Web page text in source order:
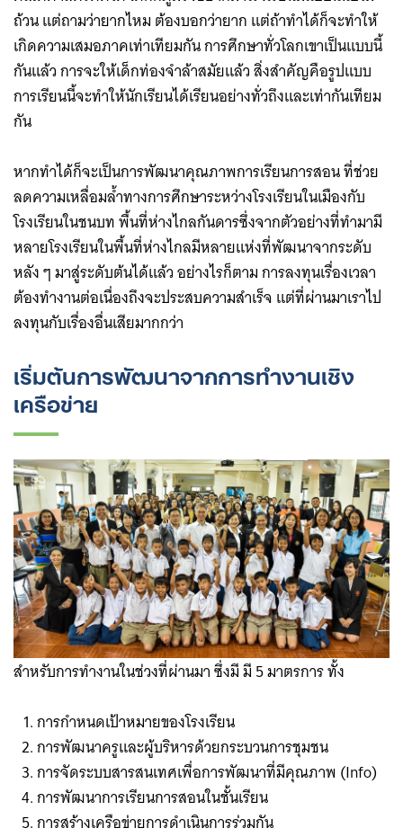
ถ้วน แต่ถามว่ายากไหม ต้องบอกว่ายาก แต่ถ้าทำได้ก็จะทำให้
เกิดความเสมอภาคเท่าเทียมกัน การศึกษาทั่วโลกเขาเป็นแบบนี้
กันแล้ว การจะให้เด็กท่องจำล้าสมัยแล้ว​ สิ่งสำคัญคือรูปแบบ
การเรียนนี้จะทำให้นักเรียนได้เรียนอย่างทั่วถึงและเท่ากันเทียม
กัน
หากทำได้ก็จะเป็นการพัฒนาคุณภาพการเรียนการสอน ที่ช่วย
ลดความเหลื่อมล้ำทางการศึกษาระหว่างโรงเรียนในเมืองกับ
โรงเรียนในชนบท พื้นที่ห่างไกลกันดารซึ่งจากตัวอย่างที่ทำมามี
หลายโรงเรียนในพื้นที่ห่างไกลมีหลายแห่งที่พัฒนาจากระดับ
หลัง ๆ มาสู่ระดับต้นได้แล้ว ​อย่างไรก็ตาม การลงทุนเรื่องเวลา
ต้องทำงานต่อเนื่องถึงจะประสบความสำเร็จ แต่ที่ผ่านมาเราไป
ลงทุนกับเรื่องอื่นเสียมากกว่า
เริ่มต้นการพัฒนาจากการทำงานเชิง
เครือข่าย
สำหรับการทำงานในช่วงที่ผ่านมา ซึ่งมี มี ​5 มาตรการ ทั้ง
การกำหนดเป้าหมายของโรงเรียน
การพัฒนาครูและผู้บริหารด้วยกระบวนการชุมชน
การจัดระบบสารสนเทศเพื่อการพัฒนาที่มีคุณภาพ (Info)
การพัฒนาการเรียนการสอนในชั้นเรียน
การสร้างเครือข่ายการดำเนินการร่วมกัน